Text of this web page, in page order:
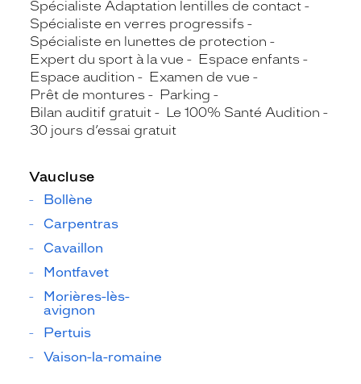
Spécialiste Adaptation lentilles de contact
Spécialiste en verres progressifs
Spécialiste en lunettes de protection
Expert du sport à la vue
Espace enfants
Espace audition
Examen de vue
Prêt de montures
Parking
Bilan auditif gratuit
Le 100% Santé Audition
30 jours d’essai gratuit
Vaucluse
Bollène
Carpentras
Cavaillon
Montfavet
Morières-lès-
avignon
Pertuis
Vaison-la-romaine